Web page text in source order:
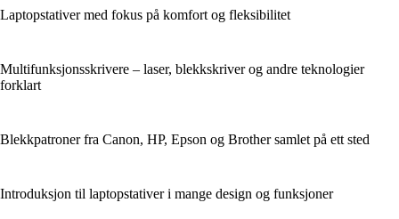
Laptopstativer med fokus på komfort og fleksibilitet
Multifunksjonsskrivere – laser, blekkskriver og andre teknologier
forklart
Blekkpatroner fra Canon, HP, Epson og Brother samlet på ett sted
Introduksjon til laptopstativer i mange design og funksjoner